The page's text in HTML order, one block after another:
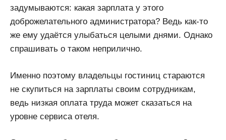
задумываются: какая зарплата у этого
доброжелательного администратора? Ведь как-то
же ему удаётся улыбаться целыми днями. Однако
спрашивать о таком неприлично.
Именно поэтому владельцы гостиниц стараются
не скупиться на зарплаты своим сотрудникам,
ведь низкая оплата труда может сказаться на
уровне сервиса отеля.